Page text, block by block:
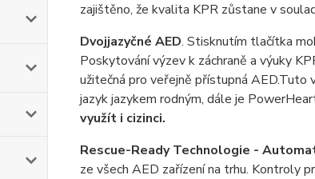
zajištěno, že kvalita KPR zůstane v
Dvojjazyčné AED. Stisknutím tlačítka
Poskytování výzev k záchraně a výuky
užitečná pro veřejně přístupná AED.Tuto
jazyk jazykem rodným, dále je
využít i cizinci.
Rescue-Ready Technologie -
ze všech AED zařízení na trhu. Kontroly